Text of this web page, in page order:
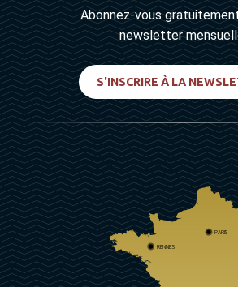
Abonnez-vous
newsletter
S'INSCRIRE À LA
PARIS
RENNES